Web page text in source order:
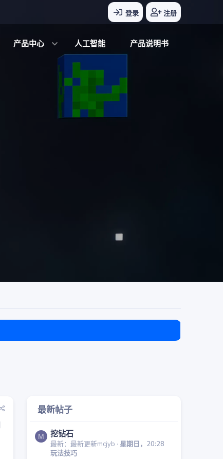
登录 注册
产品中心 人工智能 产品说明书
最新帖子
M 挖钻石
最新：最新更新mcjyb 星期日，20:28
玩法技巧